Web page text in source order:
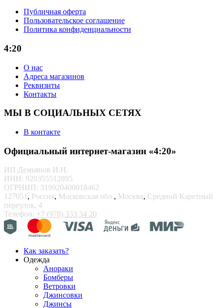
Публичная оферта
Пользовательское соглашение
Политика конфиденциальности
4:20
О нас
Адреса магазинов
Реквизиты
Контакты
МЫ В СОЦИАЛЬНЫХ СЕТЯХ
В контакте
Официальный интернет-магазин «4:20»
ИП Демьянов И.Н.
ИНН: 920355512895
ОГРНИП: 319920400018462
127051 , Россия, Московская обл., Москва, Средний Каретный
переулок, 4
Телефон: +7 (978) 333 34 20
Как заказать?
Одежда
Анораки
Бомберы
Ветровки
Джинсовки
Джинсы